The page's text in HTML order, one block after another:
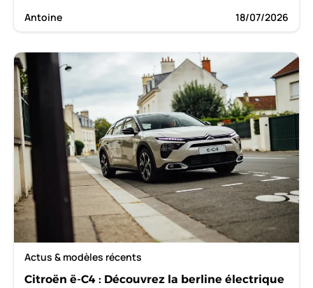
Antoine 18/07/2026
Actus & modèles récents
Citroën ë-C4 : Découvrez la berline électrique